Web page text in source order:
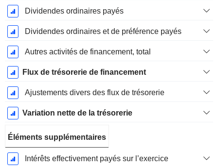
Dividendes ordinaires payés
Dividendes ordinaires et de préférence payés
Autres activités de financement, total
Flux de trésorerie de financement
Ajustements divers des flux de trésorerie
Variation nette de la trésorerie
Éléments supplémentaires
Intérêts effectivement payés sur l’exercice